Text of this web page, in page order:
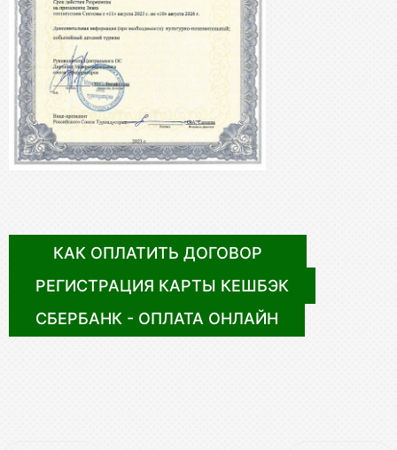
КАК ОПЛАТИТЬ ДОГОВОР
РЕГИСТРАЦИЯ КАРТЫ КЕШБЭК
СБЕРБАНК - ОПЛАТА ОНЛАЙН